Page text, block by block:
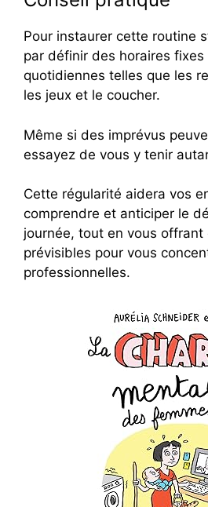
Pour instaurer cette routine
par définir des horaires
quotidiennes telles que les
les jeux et le coucher.
Même si des imprévus
essayez de vous y tenir
Cette régularité aidera vos
comprendre et anticiper le
journée, tout en vous offrant
prévisibles pour vous
professionnelles.